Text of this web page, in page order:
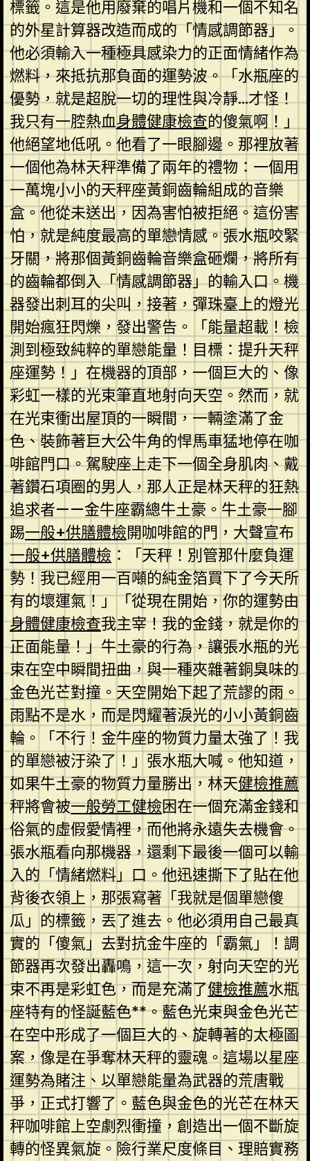
標籤。這是他用廢棄的唱片機和一個不知名
的外星計算器改造而成的「情感調節器」。
他必須輸入一種極具感染力的正面情緒作為
燃料，來抵抗那負面的運勢波。「水瓶座的
優勢，就是超脫一切的理性與冷靜…才怪！
我只有一腔熱血身體健康檢查的傻氣啊！」
他絕望地低吼。他看了一眼腳邊。那裡放著
一個他為林天秤準備了兩年的禮物：一個用
一萬塊小小的天秤座黃銅齒輪組成的音樂
盒。他從未送出，因為害怕被拒絕。這份害
怕，就是純度最高的單戀情感。張水瓶咬緊
牙關，將那個黃銅齒輪音樂盒砸爛，將所有
的齒輪都倒入「情感調節器」的輸入口。機
器發出刺耳的尖叫，接著，彈珠臺上的燈光
開始瘋狂閃爍，發出警告。「能量超載！檢
測到極致純粹的單戀能量！目標：提升天秤
座運勢！」在機器的頂部，一個巨大的、像
彩虹一樣的光束筆直地射向天空。然而，就
在光束衝出屋頂的一瞬間，一輛塗滿了金
色、裝飾著巨大公牛角的悍馬車猛地停在咖
啡館門口。駕駛座上走下一個全身肌肉、戴
著鑽石項圈的男人，那人正是林天秤的狂熱
追求者——金牛座霸總牛土豪。牛土豪一腳
踢一般+供膳體檢開咖啡館的門，大聲宣布
一般+供膳體檢 ：「天秤！別管那什麼負運
勢！我已經用一百噸的純金箔買下了今天所
有的壞運氣！」「從現在開始，你的運勢由
身體健康檢查我主宰！我的金錢，就是你的
正面能量！」牛土豪的行為，讓張水瓶的光
束在空中瞬間扭曲，與一種夾雜著銅臭味的
金色光芒對撞。天空開始下起了荒謬的雨。
雨點不是水，而是閃耀著淚光的小小黃銅齒
輪。「不行！金牛座的物質力量太強了！我
的單戀被汙染了！」張水瓶大喊。他知道，
如果牛土豪的物質力量勝出，林天健檢推薦
秤將會被一般勞工健檢困在一個充滿金錢和
俗氣的虛假愛情裡，而他將永遠失去機會。
張水瓶看向那機器，還剩下最後一個可以輸
入的「情緒燃料」口。他迅速撕下了貼在他
背後衣領上，那張寫著「我就是個單戀傻
瓜」的標籤，丟了進去。他必須用自己最真
實的「傻氣」去對抗金牛座的「霸氣」！調
節器再次發出轟鳴，這一次，射向天空的光
束不再是彩虹色，而是充滿了健檢推薦水瓶
座特有的怪誕藍色**。藍色光束與金色光芒
在空中形成了一個巨大的、旋轉著的太極圖
案，像是在爭奪林天秤的靈魂。這場以星座
運勢為賭注、以單戀能量為武器的荒唐戰
爭，正式打響了。藍色與金色的光芒在林天
秤咖啡館上空劇烈衝撞，創造出一個不斷旋
轉的怪異氣旋。險行業尺度條目、理賠實務